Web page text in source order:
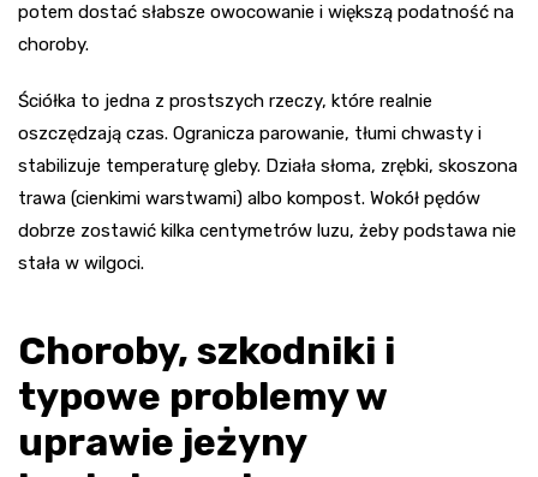
potem dostać słabsze owocowanie i większą podatność na
choroby.
Ściółka to jedna z prostszych rzeczy, które realnie
oszczędzają czas. Ogranicza parowanie, tłumi chwasty i
stabilizuje temperaturę gleby. Działa słoma, zrębki, skoszona
trawa (cienkimi warstwami) albo kompost. Wokół pędów
dobrze zostawić kilka centymetrów luzu, żeby podstawa nie
stała w wilgoci.
Choroby, szkodniki i
typowe problemy w
uprawie jeżyny